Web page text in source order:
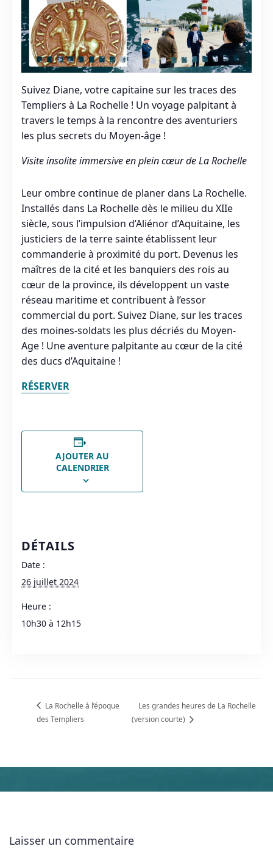
Suivez Diane, votre capitaine sur les traces des
Templiers à La Rochelle ! Un voyage palpitant à
travers le temps à la rencontre des aventuriers
les plus secrets du Moyen-âge !
Visite insolite immersive en plein cœur de La Rochelle
Leur ombre continue de planer dans La Rochelle.
Installés dans La Rochelle dès le milieu du XIIe
siècle, sous l’impulsion d’Aliénor d’Aquitaine, les
justiciers de la terre sainte établissent leur
commanderie à proximité du port. Devenus les
maîtres de la cité et les banquiers des rois au
cœur de la province, ils développent un vaste
réseau maritime et contribuent à l’essor
commercial du port. Suivez Diane, sur les traces
des moines-soldats les plus décriés du Moyen-
Age ! Une aventure palpitante au cœur de la cité
des ducs d’Aquitaine !
RÉSERVER
AJOUTER AU
CALENDRIER
DÉTAILS
Date :
26 juillet 2024
Heure :
10h30 à 12h15
La Rochelle à l’époque
des Templiers
Les grandes heures de La Rochelle
(version courte)
Laisser un commentaire